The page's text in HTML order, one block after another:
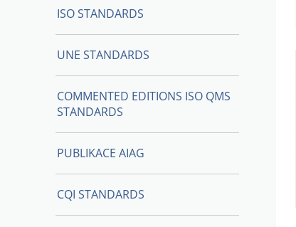
ISO STANDARDS
UNE STANDARDS
COMMENTED EDITIONS ISO QMS
STANDARDS
PUBLIKACE AIAG
CQI STANDARDS